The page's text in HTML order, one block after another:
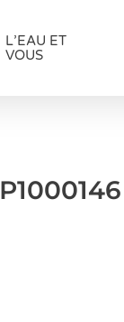
L’EAU ET
VOUS
P1000146